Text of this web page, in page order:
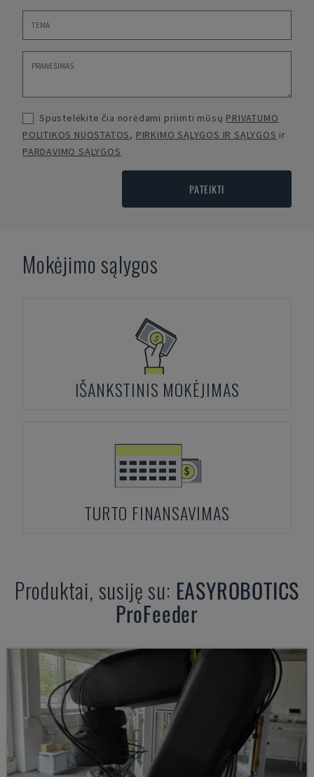
Spustelėkite čia norėdami priimti mūsų PRIVATUMO
POLITIKOS NUOSTATOS, PIRKIMO SĄLYGOS IR SĄLYGOS ir
PARDAVIMO SĄLYGOS
PATEIKTI
Mokėjimo sąlygos
IŠANKSTINIS MOKĖJIMAS
TURTO FINANSAVIMAS
Produktai, susiję su: EASYROBOTICS
ProFeeder